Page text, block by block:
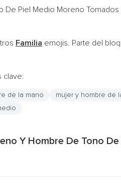
Piel Medio Moreno
Familia emojis. Parte del
clave:
de la mano
mujer y hombre de
Y Hombre De Tono